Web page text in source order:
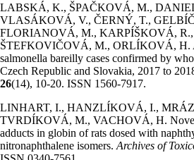
LABSKÁ, K., ŠPAČKOVÁ, M.,
VLASÁKOVÁ, V., ČERNÝ, T.,
FLORIANOVÁ, M., KARPÍŠKOVÁ,
ŠTEFKOVIČOVÁ, M., ORLÍKOVÁ, H.
salmonella bareilly cases confirmed by
Czech Republic and Slovakia, 2017 to
26(14), 10-20. ISSN 1560-7917.
LINHART, I., HANZLÍKOVÁ, I.,
TVRDÍKOVÁ, M., VACHOVÁ, H. Novel
adducts in globin of rats dosed with
nitronaphthalene isomers. Archives of